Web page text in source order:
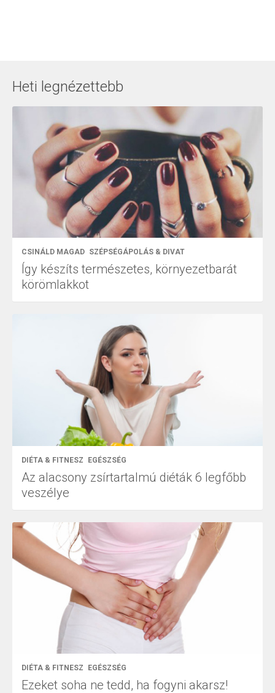
Heti legnézettebb
CSINÁLD MAGAD SZÉPSÉGÁPOLÁS & DIVAT
Így készíts természetes, környezetbarát
körömlakkot
DIÉTA & FITNESZ EGÉSZSÉG
Az alacsony zsírtartalmú diéták 6 legfőbb
veszélye
DIÉTA & FITNESZ EGÉSZSÉG
Ezeket soha ne tedd, ha fogyni akarsz!